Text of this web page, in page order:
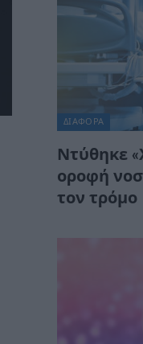
ΔΙΆΦΟΡΑ
Ντύθηκε
οροφή
τον τρόμο